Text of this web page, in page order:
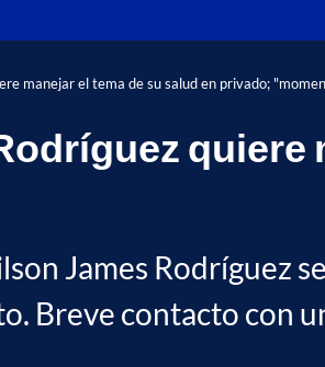
manejar el tema de su salud en privado;
quiere
James Rodríguez
Breve contacto con